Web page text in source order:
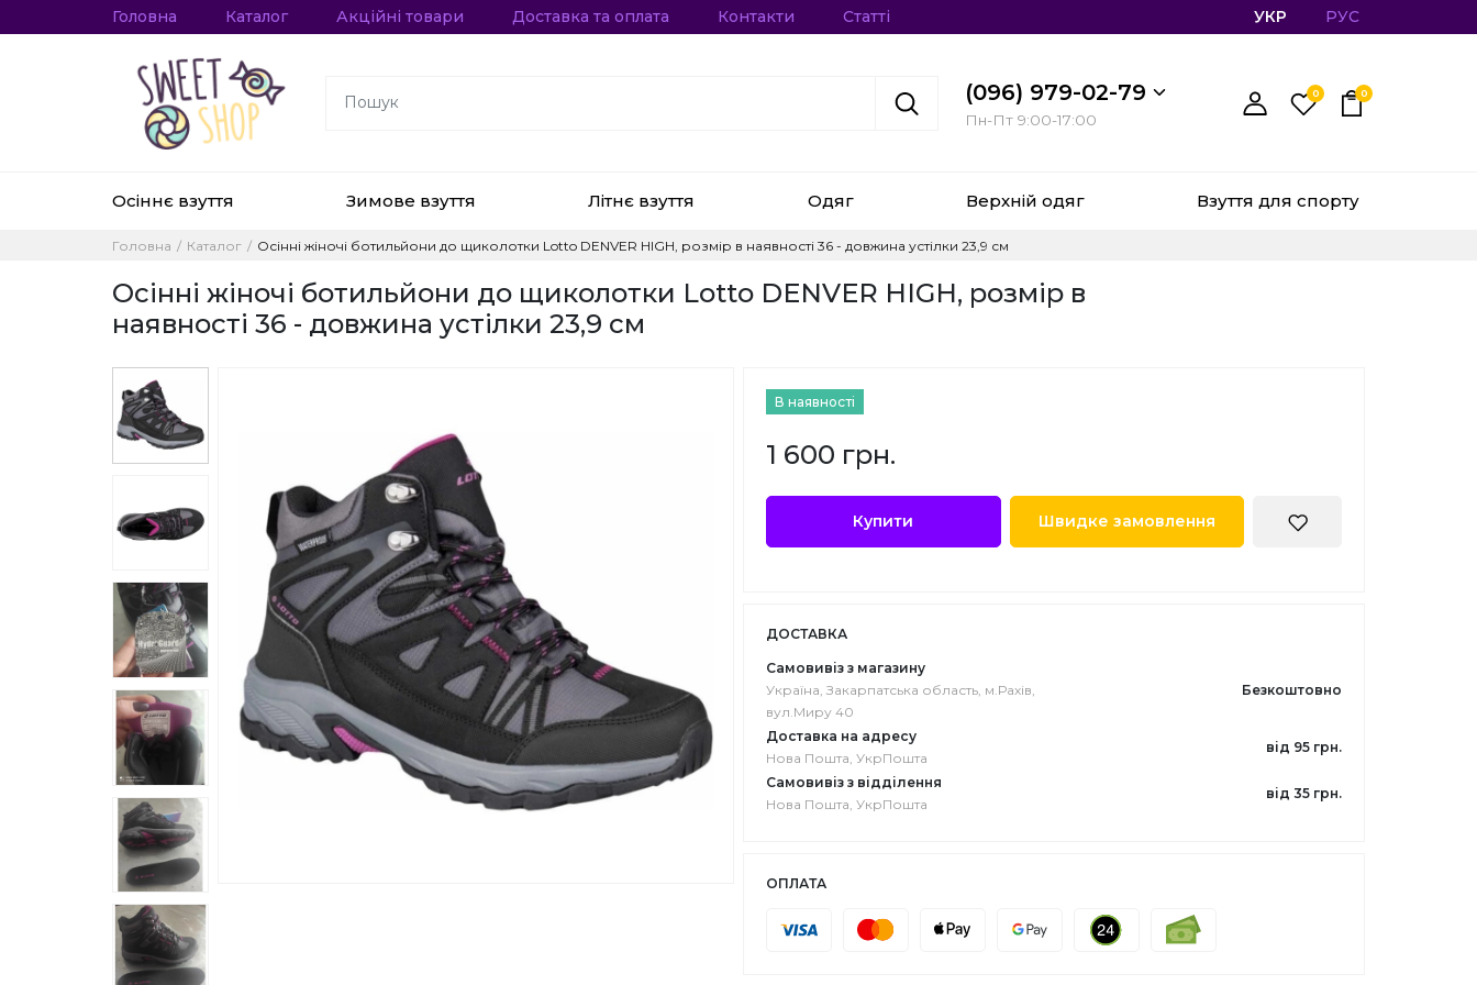
Головна Каталог Акційні товари Доставка та оплата Контакти Статті УКР РУС
(096) 979-02-79
Пн-Пт 9:00-17:00
0 0
Осіннє взуття Зимове взуття Літнє взуття Одяг Верхній одяг Взуття для спорту
Головна Каталог Осінні жіночі ботильйони до щиколотки Lotto DENVER HIGH, розмір в наявності 36 - довжина устілки 23,9 см
Осінні жіночі ботильйони до щиколотки Lotto DENVER HIGH, розмір в
наявності 36 - довжина устілки 23,9 см
В наявності
1 600 грн.
Купити Швидке замовлення
ДОСТАВКА
Самовивіз з магазину
Україна, Закарпатська область, м.Рахів,
вул.Миру 40
Безкоштовно
Доставка на адресу
Нова Пошта, УкрПошта
від 95 грн.
Самовивіз з відділення
Нова Пошта, УкрПошта
від 35 грн.
ОПЛАТА